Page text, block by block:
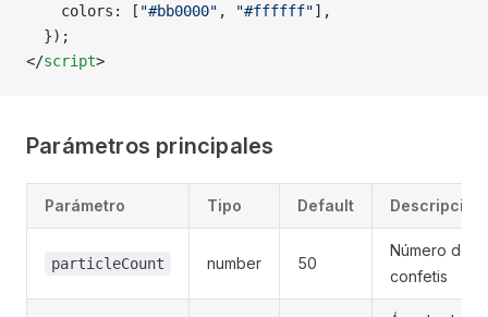
    colors: [
"#bb0000" , "#ffffff"],
  });
</script>
Parámetros principales
Parámetro Tipo Default Descripción
particleCount number 50
Número de
confetis